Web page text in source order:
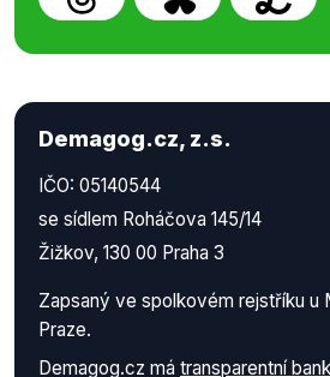
Demagog.cz, z.s.
IČO: 05140544
se sídlem Roháčova 145/14
Žižkov, 130 00 Praha 3
Zapsaný ve spolkovém rejstříku u
Praze.
Demagog.cz má transparentní